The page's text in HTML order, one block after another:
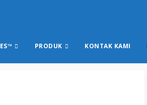
PRODUK KONTAK KAMI